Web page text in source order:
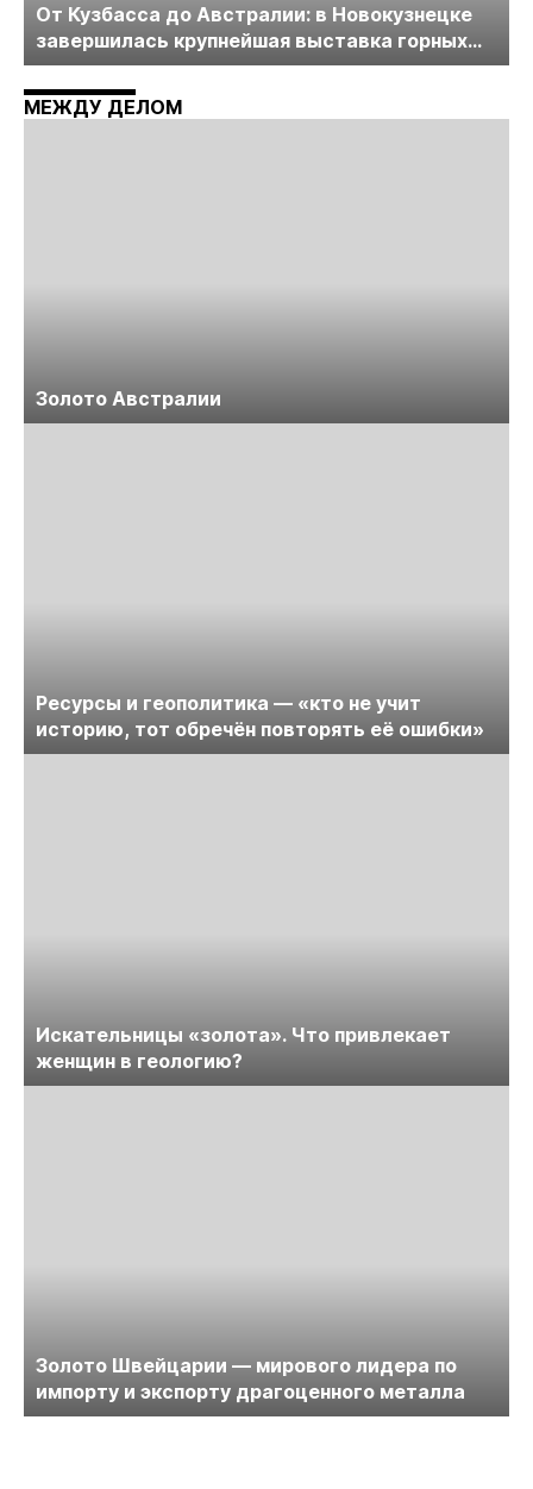
От Кузбасса до Австралии: в Новокузнецке
завершилась крупнейшая выставка горных
технологий «Недра России. Уголь России и
Майнинг»
МЕЖДУ ДЕЛОМ
Золото Австралии
Ресурсы и геополитика — «кто не учит
историю, тот обречён повторять её ошибки»
Искательницы «золота». Что привлекает
женщин в геологию?
Золото Швейцарии — мирового лидера по
импорту и экспорту драгоценного металла